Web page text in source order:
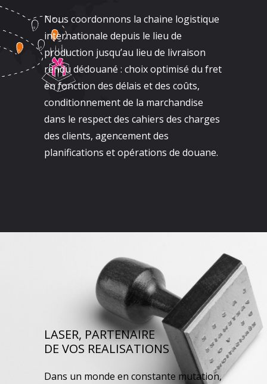
Nous coordonnons la chaine logistique
internationale depuis le lieu de
production jusqu’au lieu de livraison
rendu dédouané : choix optimisé du fret
en fonction des délais et des coûts,
conditionnement de la marchandise
dans le respect des cahiers des charges
des clients, agencement des
planifications et opérations de douane.
LASER, PARTENAIRE
DE VOS REALISATIONS
Dans un monde en constante mutation,